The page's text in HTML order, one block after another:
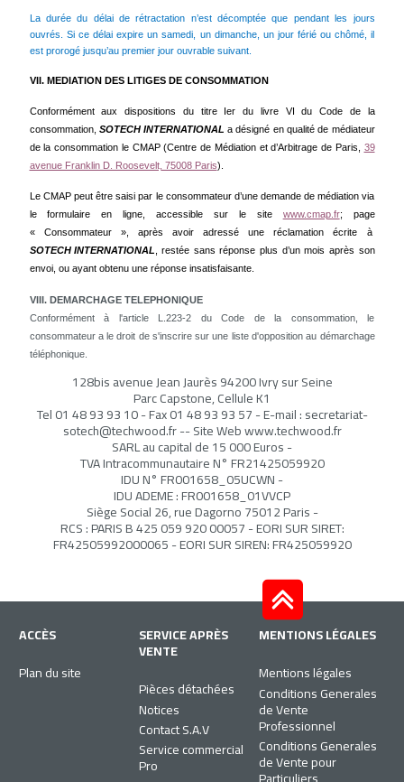
La durée du délai de rétractation n’est décomptée que pendant les jours
ouvrés. Si ce délai expire un samedi, un dimanche, un jour férié ou chômé, il
est prorogé jusqu’au premier jour ouvrable suivant.
VII. MEDIATION DES LITIGES DE CONSOMMATION
Conformément aux dispositions du titre Ier du livre VI du Code de la
consommation, SOTECH INTERNATIONAL a désigné en qualité de médiateur
de la consommation le CMAP (Centre de Médiation et d’Arbitrage de Paris,
39
avenue Franklin D. Roosevelt, 75008 Paris).
Le CMAP peut être saisi par le consommateur d’une demande de médiation via
le formulaire en ligne, accessible sur le site
www.cmap.fr; page
« Consommateur », après avoir adressé une réclamation écrite à
SOTECH INTERNATIONAL
restée sans réponse plus d’un mois après son
envoi, ou ayant obtenu une réponse insatisfaisante.
VIII. DEMARCHAGE TELEPHONIQUE
Conformément à l'article L.223-2 du Code de la consommation, le
consommateur a le droit de s'inscrire sur une liste d'opposition au démarchage
téléphonique.
128bis avenue Jean Jaurès 94200 Ivry sur Seine
Parc Capstone, Cellule K1
Tel01 48 93 93 10- Fax 01 48 93 93 57 - E-mail :secretariat-
sotech@techwood.fr-- Site Web www.techwood.fr
SARL au capital de 15 000 Euros -
TVA Intracommunautaire N° FR21425059920
IDU N° FR001658_05UCWN -
IDU ADEME : FR001658_01VVCP
Siège Social 26, rue Dagorno 75012 Paris -
RCS : PARIS B 425 059 920 00057 - EORI SUR SIRET:
FR42505992000065 - EORI SUR SIREN: FR425059920
ACCÈS
Plan du site
SERVICE APRÈS
VENTE
Pièces détachées
Notices
Contact S.A.V
Service commercial
Pro
MENTIONS LÉGALES
Mentions légales
Conditions Generales
de Vente
Professionnel
Conditions Generales
de Vente pour